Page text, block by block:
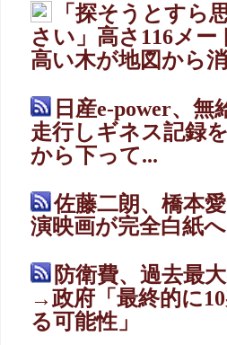
「探そうとすら
さい」高さ116メー
高い木が地図から
日産e-power、無
走行しギネス記録
から下って...
佐藤二朗、橋本
演映画が完全白紙
防衛費、過去最
→政府「最終的に
る可能性」